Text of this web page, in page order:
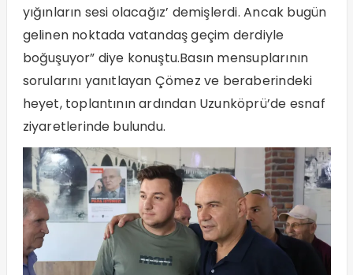
yığınların sesi olacağız’ demişlerdi. Ancak bugün
gelinen noktada vatandaş geçim derdiyle
boğuşuyor” diye konuştu.Basın mensuplarının
sorularını yanıtlayan Çömez ve beraberindeki
heyet, toplantının ardından Uzunköprü’de esnaf
ziyaretlerinde bulundu.